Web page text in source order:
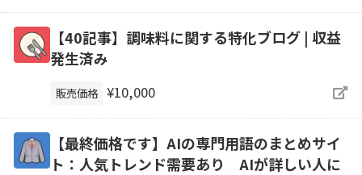
【40記事】調味料に関する特化ブログ | 収益
発生済み
販売価格 ¥10,000
【最終価格です】AIの専門用語のまとめサイ
ト：人気トレンド需要あり AIが詳しい人に